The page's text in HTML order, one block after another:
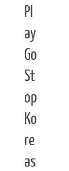
Pl
ay
Go
St
op
Ko
re
as